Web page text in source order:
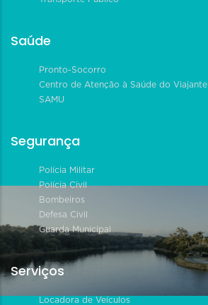
Saúde
Pronto-Socorro
Centro de Atenção à Saúde do Viajante
SAMU
Segurança
Polícia Militar
Polícia Civil
Bombeiros
Defesa Civil
Guarda Municipal
Serviços
Locadora de Veículos